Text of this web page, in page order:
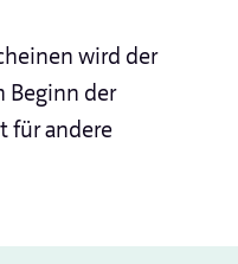
wird der
Beginn der
für andere